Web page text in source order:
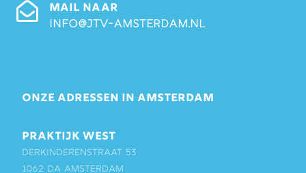
MAIL NAAR
info@jtv-amsterdam.nl
ONZE ADRESSEN IN AMSTERDAM
PRAKTIJK WEST
Derkinderenstraat 53
1062 DA Amsterdam